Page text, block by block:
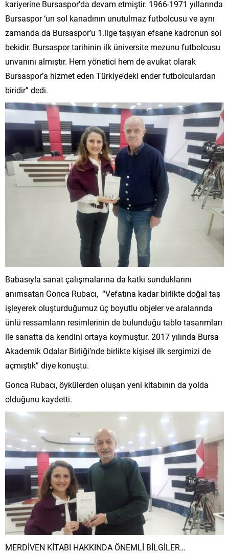
kariyerine Bursaspor’da devam etmiştir. 1966-1971 yıllarında
Bursaspor ‘un sol kanadının unutulmaz futbolcusu ve aynı
zamanda da Bursaspor’u 1.lige taşıyan efsane kadronun sol
bekidir. Bursaspor tarihinin ilk üniversite mezunu futbolcusu
unvanını almıştır. Hem yönetici hem de avukat olarak
Bursaspor’a hizmet eden Türkiye’deki ender futbolculardan
biridir” dedi.
Babasıyla sanat çalışmalarına da katkı sunduklarını
anımsatan Gonca Rubacı, “Vefatına kadar birlikte doğal taş
işleyerek oluşturduğumuz üç boyutlu objeler ve aralarında
ünlü ressamların resimlerinin de bulunduğu tablo tasarımları
ile sanatta da kendini ortaya koymuştur. 2017 yılında Bursa
Akademik Odalar Birliği’nde birlikte kişisel ilk sergimizi de
açmıştık” diye konuştu.
Gonca Rubacı, öykülerden oluşan yeni kitabının da yolda
olduğunu kaydetti.
MERDİVEN KİTABI HAKKINDA ÖNEMLİ BİLGİLER…